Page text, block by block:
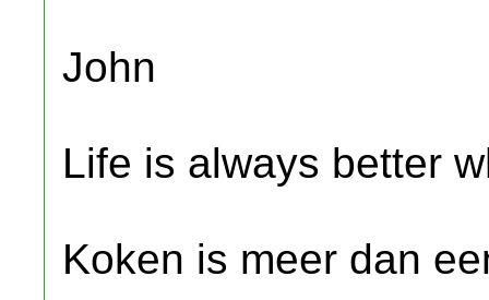
John
Life is always better
Koken is meer dan